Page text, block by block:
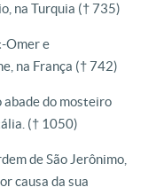
na Turquia († 735)
Omer e
na França († 742)
abade do mosteiro
(† 1050)
de São Jerônimo,
causa da sua